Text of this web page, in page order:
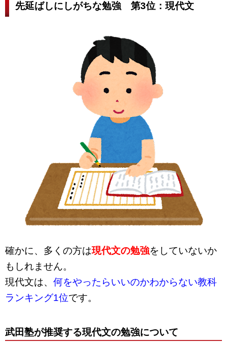
先延ばしにしがちな勉強 第3位：現代文
確かに、多くの方は現代文の勉強をしていないか
もしれません。
現代文は、 何をやったらいいのかわからない教科
ランキング1位です。
武田塾が推奨する現代文の勉強について